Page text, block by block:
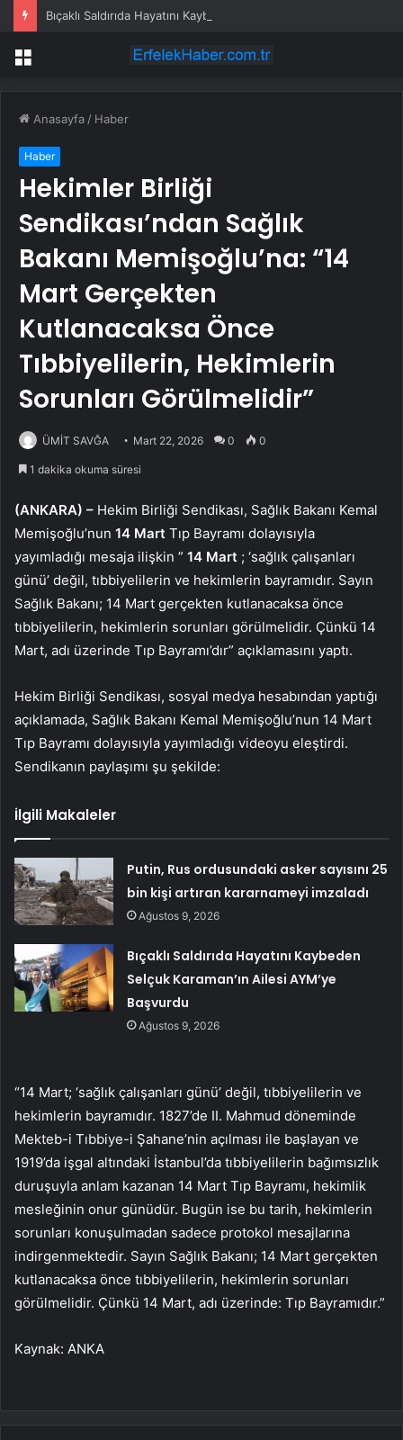
Menü
Anasayfa / Haber
Haber
Hekimler Birliği
Sendikası’ndan Sağlık
Bakanı Memişoğlu’na: “14
Mart Gerçekten
Kutlanacaksa Önce
Tıbbiyelilerin, Hekimlerin
Sorunları Görülmelidir”
ÜMİT SAVĞA Mart 22, 2026 0 0
1 dakika okuma süresi
(ANKARA) – Hekim Birliği Sendikası, Sağlık Bakanı Kemal
Memişoğlu’nun 14 Mart Tıp Bayramı dolayısıyla
yayımladığı mesaja ilişkin ” 14 Mart ; ‘sağlık çalışanları
günü’ değil, tıbbiyelilerin ve hekimlerin bayramıdır. Sayın
Sağlık Bakanı; 14 Mart gerçekten kutlanacaksa önce
tıbbiyelilerin, hekimlerin sorunları görülmelidir. Çünkü 14
Mart, adı üzerinde Tıp Bayramı’dır” açıklamasını yaptı.
Hekim Birliği Sendikası, sosyal medya hesabından yaptığı
açıklamada, Sağlık Bakanı Kemal Memişoğlu’nun 14 Mart
Tıp Bayramı dolayısıyla yayımladığı videoyu eleştirdi.
Sendikanın paylaşımı şu şekilde:
İlgili Makaleler
Putin, Rus ordusundaki asker sayısını 25
bin kişi artıran kararnameyi imzaladı
Ağustos 9, 2026
Bıçaklı Saldırıda Hayatını Kaybeden
Selçuk Karaman’ın Ailesi AYM’ye
Başvurdu
Ağustos 9, 2026
“14 Mart; ‘sağlık çalışanları günü’ değil, tıbbiyelilerin ve
hekimlerin bayramıdır. 1827’de II. Mahmud döneminde
Mekteb-i Tıbbiye-i Şahane’nin açılması ile başlayan ve
1919’da işgal altındaki İstanbul’da tıbbiyelilerin bağımsızlık
duruşuyla anlam kazanan 14 Mart Tıp Bayramı, hekimlik
mesleğinin onur günüdür. Bugün ise bu tarih, hekimlerin
sorunları konuşulmadan sadece protokol mesajlarına
indirgenmektedir. Sayın Sağlık Bakanı; 14 Mart gerçekten
kutlanacaksa önce tıbbiyelilerin, hekimlerin sorunları
görülmelidir. Çünkü 14 Mart, adı üzerinde: Tıp Bayramıdır.”
Kaynak: ANKA